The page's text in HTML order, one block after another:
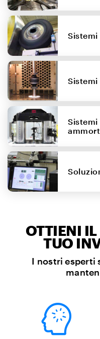
Sistemi
OTTIENI
TUO
I nostri esperti